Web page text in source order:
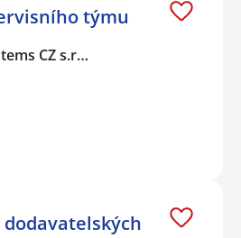
týmu
CZ s.r…